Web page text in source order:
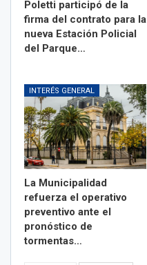
Poletti participó de la
firma del contrato para la
nueva Estación Policial
del Parque…
INTERÉS GENERAL
La Municipalidad
refuerza el operativo
preventivo ante el
pronóstico de
tormentas…